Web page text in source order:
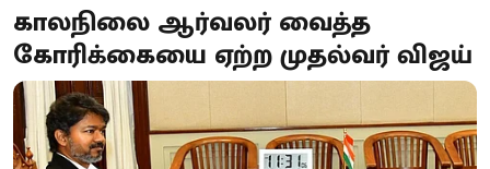
காலநிலை ஆர்வலர் வைத்த
கோரிக்கையை ஏற்ற முதல்வர் விஜய்